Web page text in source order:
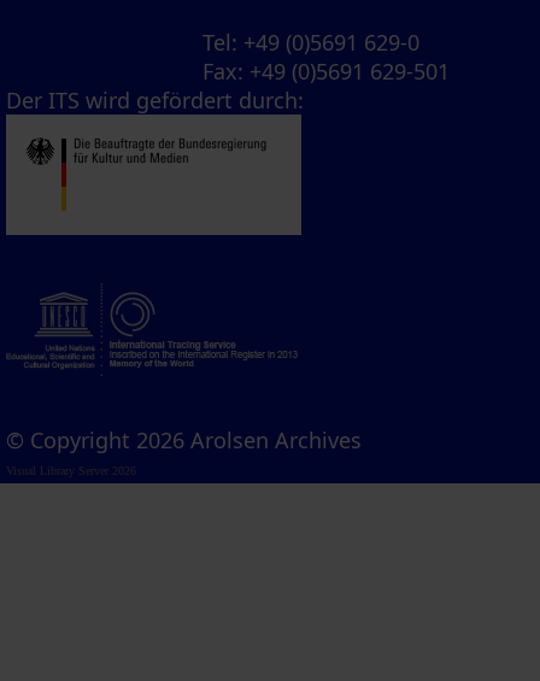
Tel: +49 (0)5691 629-0
Fax: +49 (0)5691 629-501
Der ITS wird gefördert durch:
© Copyright 2026 Arolsen Archives
Visual Library Server 2026